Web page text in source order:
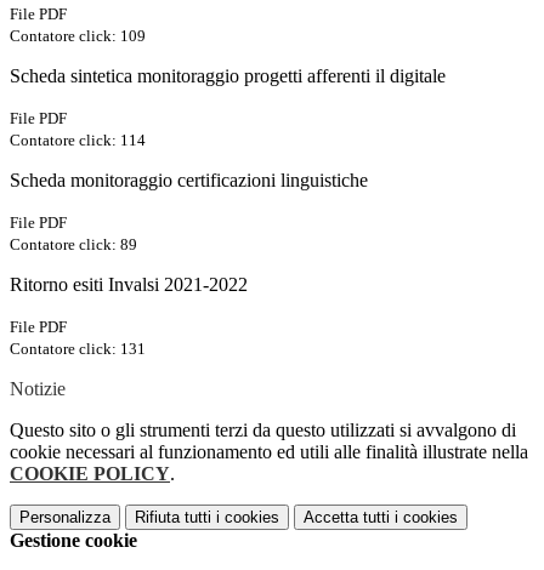
File PDF
Contatore click: 109
Scheda sintetica monitoraggio progetti afferenti il digitale
File PDF
Contatore click: 114
Scheda monitoraggio certificazioni linguistiche
File PDF
Contatore click: 89
Ritorno esiti Invalsi 2021-2022
File PDF
Contatore click: 131
Notizie
Questo sito o gli strumenti terzi da questo utilizzati si avvalgono di
cookie necessari al funzionamento ed utili alle finalità illustrate nella
COOKIE POLICY.
Personalizza Rifiuta tutti i cookies Accetta tutti i cookies
Gestione cookie